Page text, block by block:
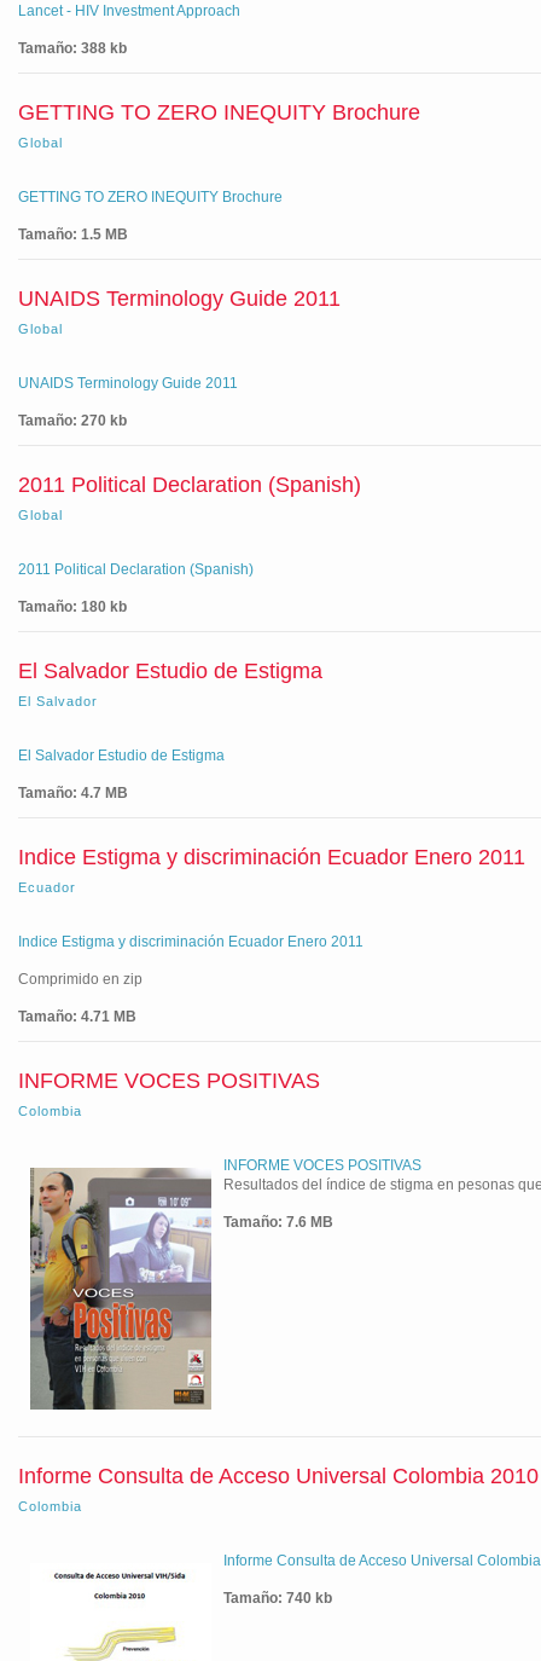
Lancet - HIV Investment Approach
Tamaño: 388 kb
GETTING TO ZERO INEQUITY Brochure
Global
GETTING TO ZERO INEQUITY Brochure
Tamaño: 1.5 MB
UNAIDS Terminology Guide 2011
Global
UNAIDS Terminology Guide 2011
Tamaño: 270 kb
2011 Political Declaration (Spanish)
Global
2011 Political Declaration (Spanish)
Tamaño: 180 kb
El Salvador Estudio de Estigma
El Salvador
El Salvador Estudio de Estigma
Tamaño: 4.7 MB
Indice Estigma y discriminación Ecuador Enero 2011
Ecuador
Indice Estigma y discriminación Ecuador Enero 2011
Comprimido en zip
Tamaño: 4.71 MB
INFORME VOCES POSITIVAS
Colombia
INFORME VOCES POSITIVAS
Resultados del índice de stigma en pesonas
Tamaño: 7.6 MB
Informe Consulta de Acceso Universal Colombia 2010
Colombia
Informe Consulta de Acceso Universal
Tamaño: 740 kb